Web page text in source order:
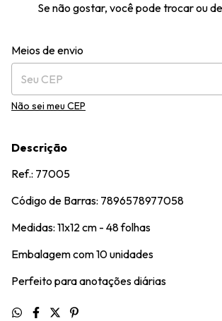
Se não gostar, você pode trocar ou
Entregas para o CEP:
Meios de envio
Não sei meu CEP
Descrição
Ref.: 77005
Código de Barras: 7896578977058
Medidas: 11x12 cm - 48 folhas
Embalagem com 10 unidades
Perfeito para anotações diárias